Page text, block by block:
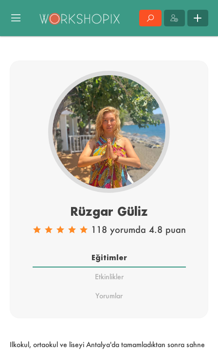
Rüzgar Güliz
118 yorumda 4.8 puan
Eğitimler
Etkinlikler
Yorumlar
Ilkokul, ortaokul ve liseyi Antalya'da tamamladıktan sonra sahne